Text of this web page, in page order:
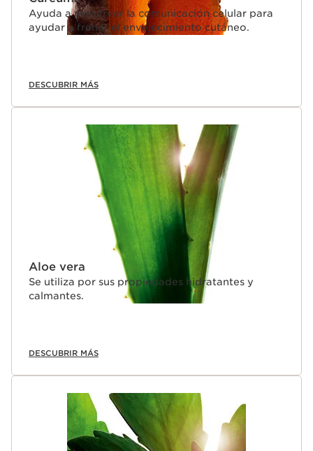
Ayuda a preservar la comunicación celular para
ayudar a frenar el envejecimiento cutáneo.
DESCUBRIR MÁS
Aloe vera
Se utiliza por sus propiedades hidratantes y
calmantes.
DESCUBRIR MÁS